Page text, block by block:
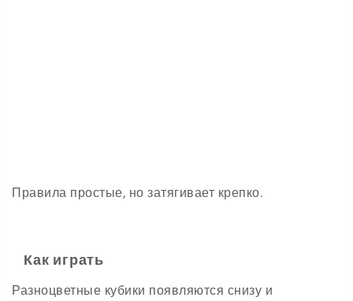
Правила простые, но затягивает крепко.
Как играть
Разноцветные кубики появляются снизу и